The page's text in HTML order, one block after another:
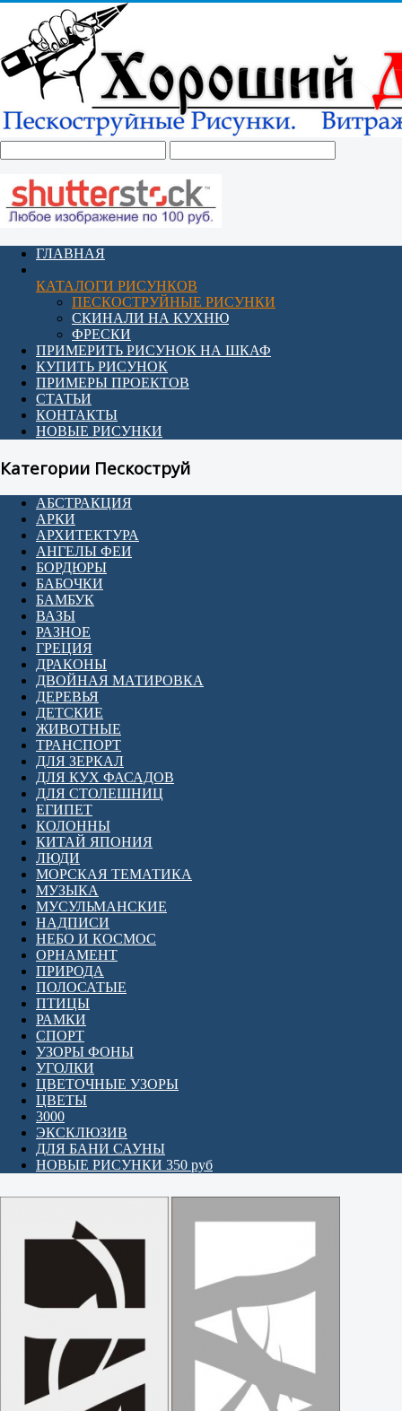
ГЛАВНАЯ
КАТАЛОГИ РИСУНКОВ
ПЕСКОСТРУЙНЫЕ РИСУНКИ
СКИНАЛИ НА КУХНЮ
ФРЕСКИ
ПРИМЕРИТЬ РИСУНОК НА ШКАФ
КУПИТЬ РИСУНОК
ПРИМЕРЫ ПРОЕКТОВ
СТАТЬИ
КОНТАКТЫ
НОВЫЕ РИСУНКИ
Категории Пескоструй
АБСТРАКЦИЯ
АРКИ
АРХИТЕКТУРА
АНГЕЛЫ ФЕИ
БОРДЮРЫ
БАБОЧКИ
БАМБУК
ВАЗЫ
РАЗНОЕ
ГРЕЦИЯ
ДРАКОНЫ
ДВОЙНАЯ МАТИРОВКА
ДЕРЕВЬЯ
ДЕТСКИЕ
ЖИВОТНЫЕ
ТРАНСПОРТ
ДЛЯ ЗЕРКАЛ
ДЛЯ КУХ ФАСАДОВ
ДЛЯ СТОЛЕШНИЦ
ЕГИПЕТ
КОЛОННЫ
КИТАЙ ЯПОНИЯ
ЛЮДИ
МОРСКАЯ ТЕМАТИКА
МУЗЫКА
МУСУЛЬМАНСКИЕ
НАДПИСИ
НЕБО И КОСМОС
ОРНАМЕНТ
ПРИРОДА
ПОЛОСАТЫЕ
ПТИЦЫ
РАМКИ
СПОРТ
УЗОРЫ ФОНЫ
УГОЛКИ
ЦВЕТОЧНЫЕ УЗОРЫ
ЦВЕТЫ
3000
ЭКСКЛЮЗИВ
ДЛЯ БАНИ САУНЫ
НОВЫЕ РИСУНКИ 350 руб